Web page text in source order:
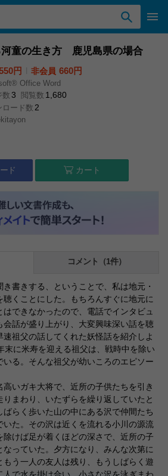
河童の生き方 鹿児島県の場合
円 非会員 660円
Office Word
数 3 閲覧数 1,680
ロード数 2
ド カート
コメント（1件）
書きする、ということで、私は地元・
聴くことにした。もちろんすぐに地元に
できなかったので、電話でインタビュ
会話が盛り上がり、大変興味深い話を聴
速祖父の話してくれた妖怪話を紹介しよ
末に米寿を迎える祖父は、戦時中を除い
いる。そんな祖父が幼いころのエピソー
いガキ大将で、近所の子供たちを引き
まわり、いたずらを繰り返していたと
らく歩いた山の中にある沢で仲間たち
いた。その沢は近くを流れる小川の源流
けば足が着くほどの深さで、近所の子
っていた。夕方になり、みんな次第に
もう一人の友人は残り、もうしばらく遊